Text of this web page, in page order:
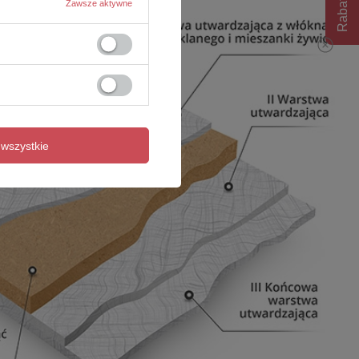
Zawsze aktywne